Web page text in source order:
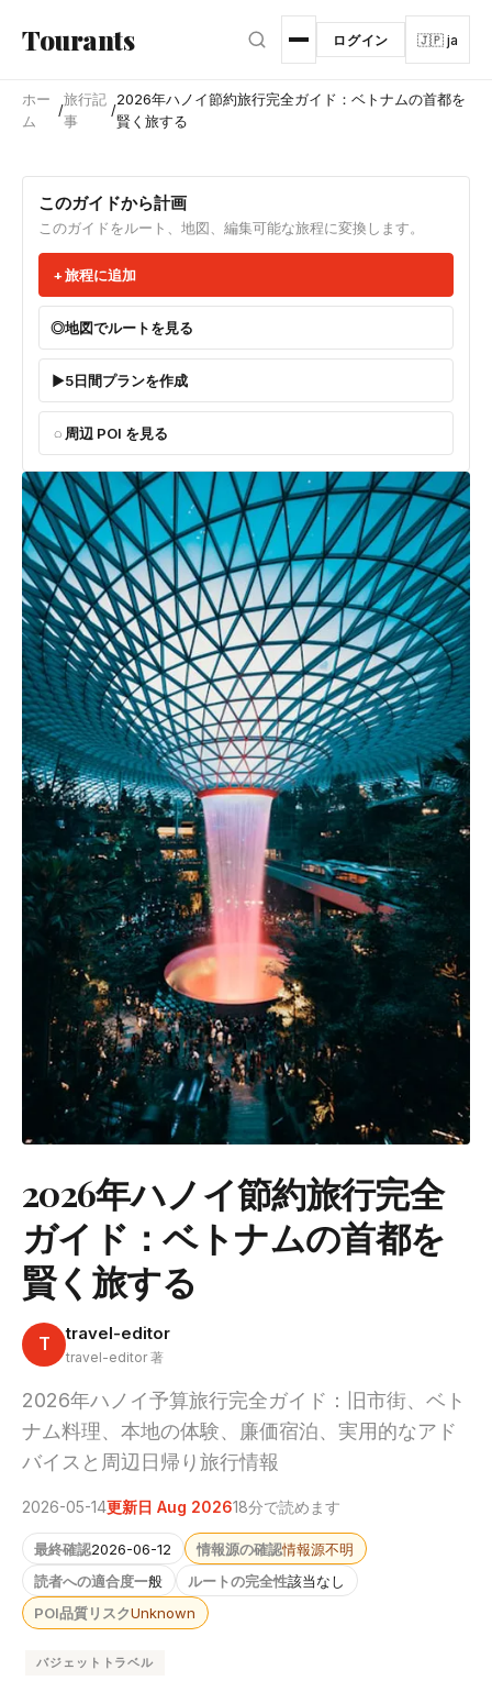
Tourants ログイン 🇯🇵 ja
ホー
ム
/
旅行記
事
/
2026年ハノイ節約旅行完全ガイド：ベトナムの首都を
賢く旅する
このガイドから計画
このガイドをルート、地図、編集可能な旅程に変換します。
旅程に追加
地図でルートを見る
5日間プランを作成
周辺 POI を見る
2026年ハノイ節約旅行完全
ガイド：ベトナムの首都を
賢く旅する
T travel-editor
travel-editor 著
2026年ハノイ予算旅行完全ガイド：旧市街、ベト
ナム料理、本地の体験、廉価宿泊、実用的なアド
バイスと周辺日帰り旅行情報
2026-05-14更新日 Aug 202618分で読めます
最終確認2026-06-12 情報源の確認情報源不明
読者への適合度一般 ルートの完全性該当なし
POI品質リスクUnknown
バジェットトラベル